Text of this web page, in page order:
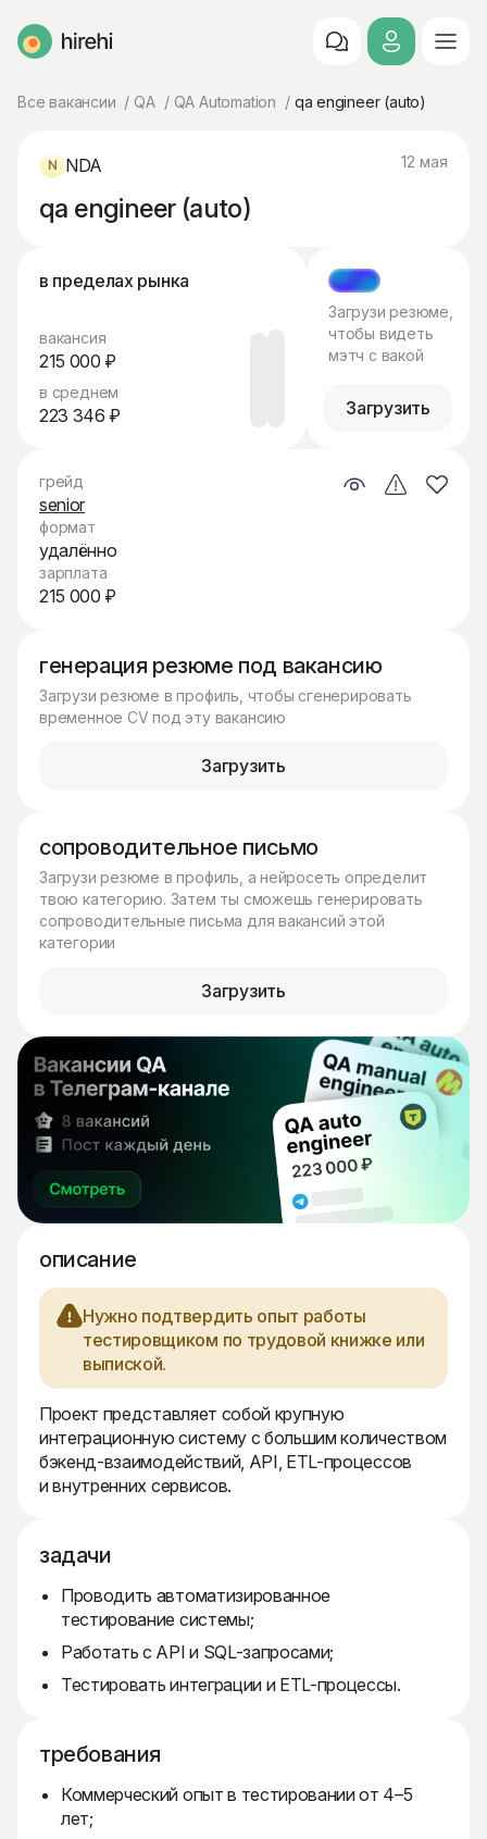
HireHi
Все вакансии QA QA Automation qa engineer (auto)
NDA 12 мая
qa engineer (auto)
в пределах рынка
вакансия
215 000 ₽
в среднем
223 346 ₽
МЭТЧ
Загрузи резюме,
чтобы видеть
мэтч с вакой
Загрузить
генерация резюме под вакансию
Загрузи резюме в профиль, чтобы сгенерировать
временное CV под эту вакансию
Загрузить
сопроводительное письмо
Загрузи резюме в профиль, а нейросеть определит
твою категорию. Затем ты сможешь генерировать
сопроводительные письма для вакансий этой
категории
Загрузить
описание
Нужно подтвердить опыт работы
тестировщиком по трудовой книжке или
выпиской.
Проект представляет собой крупную
интеграционную систему с большим количеством
бэкенд-взаимодействий, API, ETL-процессов
и внутренних сервисов.
задачи
Проводить автоматизированное
тестирование системы;
Работать с API и SQL-запросами;
Тестировать интеграции и ETL-процессы.
требования
Коммерческий опыт в тестировании от 4–5
лет;
грейд
senior
формат
удалённо
зарплата
215 000 ₽